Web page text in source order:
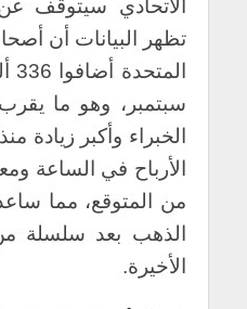
الاتحادي سيتوقف
تظهر البيانات أن
سبتمبر، وهو ما
الخبراء وأكبر زيادة
الأرباح في الساعة
من المتوقع، مما
الذهب بعد سلسلة
الأخيرة.